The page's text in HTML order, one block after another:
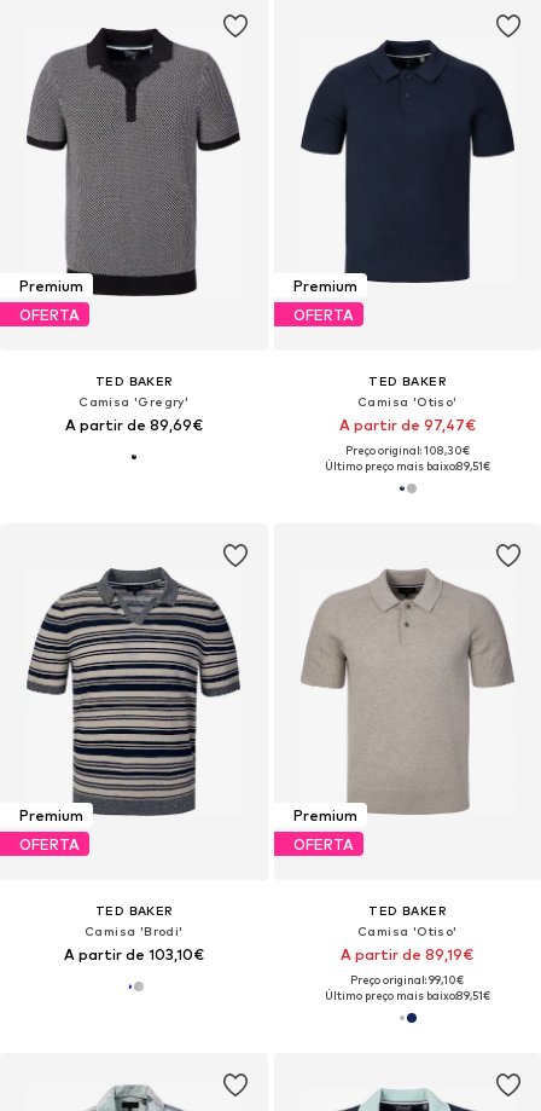
Premium
OFERTA
TED BAKER
Camisa 'Gregry'
A partir de 89,69€
Premium
OFERTA
TED BAKER
Camisa 'Otiso'
A partir de 97,47€
Preço original: 108,30€
Último preço mais baixo:89,51€
Premium
OFERTA
TED BAKER
Camisa 'Brodi'
A partir de 103,10€
Premium
OFERTA
TED BAKER
Camisa 'Otiso'
A partir de 89,19€
Preço original: 99,10€
Último preço mais baixo:89,51€